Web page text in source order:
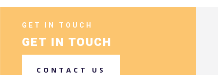
GET IN TOUCH
GET IN TOUCH
CONTACT US